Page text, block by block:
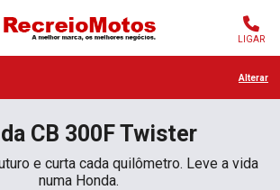
LIGAR
Alterar
CB 300F Twister
e curta cada quilômetro. Leve a vida
numa Honda.